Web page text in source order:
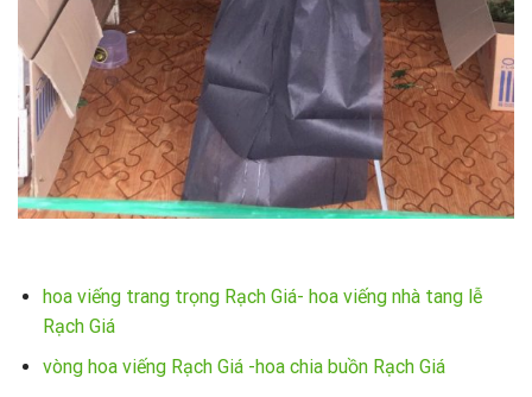
hoa viếng trang trọng Rạch Giá- hoa viếng nhà tang lễ
Rạch Giá
vòng hoa viếng Rạch Giá -hoa chia buồn Rạch Giá